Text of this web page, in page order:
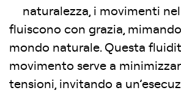
naturalezza, i movimenti
fluiscono con grazia, mimando
mondo naturale. Questa
movimento serve a
tensioni, invitando a